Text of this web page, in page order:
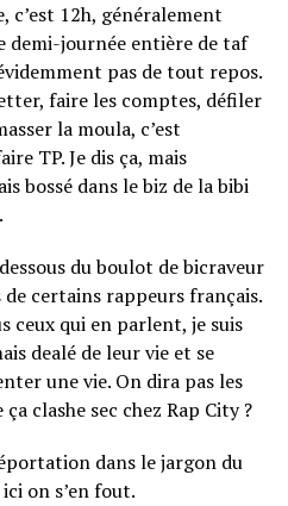
c’est 12h, généralement
demi-journée entière de taf
pas de tout repos.
faire les comptes, défiler
la moula, c’est
TP. Je dis ça, mais
bossé dans le biz de la bibi
du boulot de bicraveur
certains rappeurs français.
ceux qui en parlent, je suis
dealé de leur vie et se
une vie. On dira pas les
clashe sec chez Rap City ?
dans le jargon du
on s’en fout.